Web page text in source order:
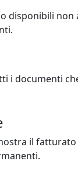
disponibili non
i documenti
il